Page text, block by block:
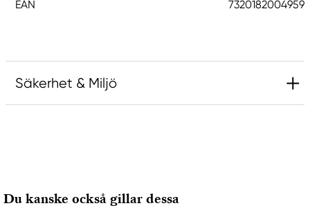
EAN 7320182004959
Säkerhet & Miljö
www.panduro.com
Du kanske också gillar dessa